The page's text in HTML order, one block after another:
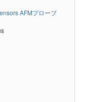
AFMプローブ